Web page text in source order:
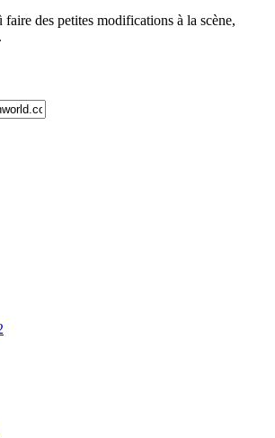
des petites modifications à la scène,